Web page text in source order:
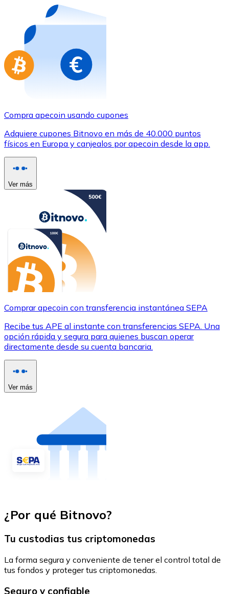
Compra tarjetas regalo de tus marcas favoritas con
Ir a la tienda de tarjetas regalo
Compra apecoin usando cupones
Adquiere cupones Bitnovo en más de 40.000 puntos
físicos en Europa y canjealos por apecoin desde la app.
Ver más
Comprar apecoin con transferencia instantánea SEPA
Recibe tus APE al instante con transferencias SEPA. Una
opción rápida y segura para quienes buscan operar
directamente desde su cuenta bancaria.
Ver más
¿Por qué Bitnovo?
Tu custodias tus criptomonedas
La forma segura y conveniente de tener el control total de
tus fondos y proteger tus criptomonedas.
Seguro y confiable